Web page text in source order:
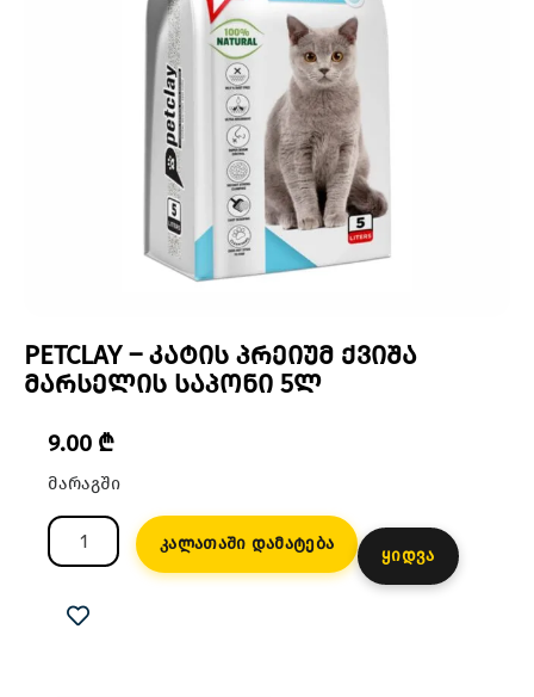
PETCLAY – კატის პრეიუმ ქვიშა
მარსელის საპონი 5ლ
9.00 ₾
მარაგში
კალათაში დამატება
ყიდვა